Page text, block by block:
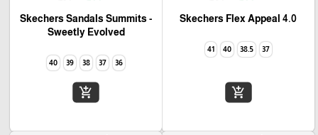
Skechers Flex Appeal 4.0‏
37
38.5
40
41
add_shopping_cart
Skechers Sandals Summits -
Sweetly Evolved‏
36
37
38
39
40
add_shopping_cart